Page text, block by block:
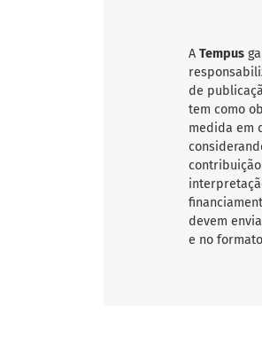
A Tempus
de
tem como
medida em
devem
e no